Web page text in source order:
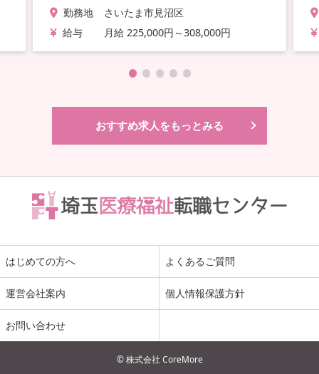
勤務地
さいたま市見沼区
給与
月給 225,000円～308,000円
おすすめ求人をもっとみる
はじめての方へ よくあるご質問
運営会社案内 個人情報保護方針
お問い合わせ
© 株式会社 CoreMore